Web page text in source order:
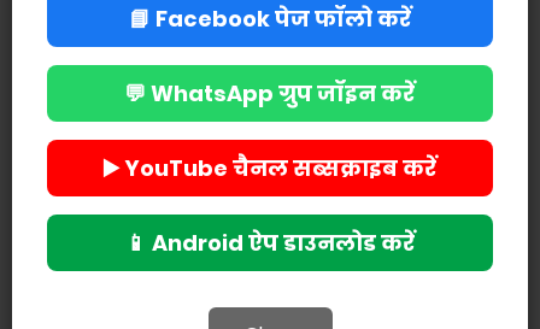
📘 Facebook पेज फॉलो करें
💬 WhatsApp ग्रुप जॉइन करें
▶️ YouTube चैनल सब्सक्राइब करें
📱 Android ऐप डाउनलोड करें